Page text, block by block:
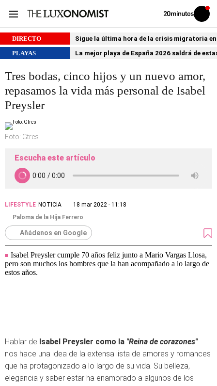
Volver
Iniciar
sesión
DIRECTO
Sigue la última hora de la crisis migratoria
PLAYAS
La mejor playa de España 2026 saldrá de
Tres bodas, cinco hijos y un nuevo amor,
repasamos la vida más personal de Isabel
Preysler
Foto: Gtres
Escucha este artículo
LIFESTYLE NOTICIA
18 mar 2022 - 11:18
Paloma de la Hija Ferrero
Añádenos en Google
Isabel Preysler cumple 70 años feliz junto a Mario Vargas Llosa,
pero son muchos los hombres que la han acompañado a lo largo de
estos años.
Hablar de Isabel Preysler como la "Reina de corazones"
nos hace una idea de la extensa lista de amores y romances
que ha protagonizado a lo largo de su vida. Su belleza,
elegancia y saber estar ha enamorado a algunos de los